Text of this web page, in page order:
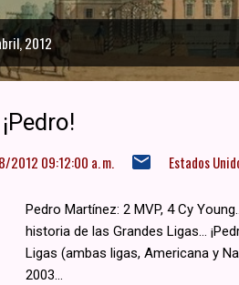
2012
2012 09:12:00 a. m. Estados
Pedro Martínez: 2 MVP, 4 Cy
historia de las Grandes Ligas...
Ligas (ambas ligas, Americana y
2003...